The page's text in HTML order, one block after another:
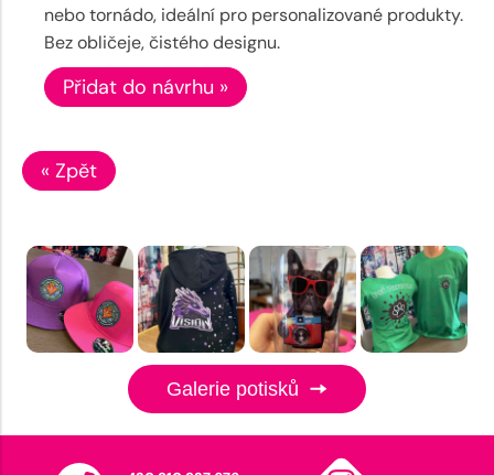
nebo tornádo, ideální pro personalizované produkty.
Bez obličeje, čistého designu.
Přidat do návrhu »
« Zpět
Galerie potisků